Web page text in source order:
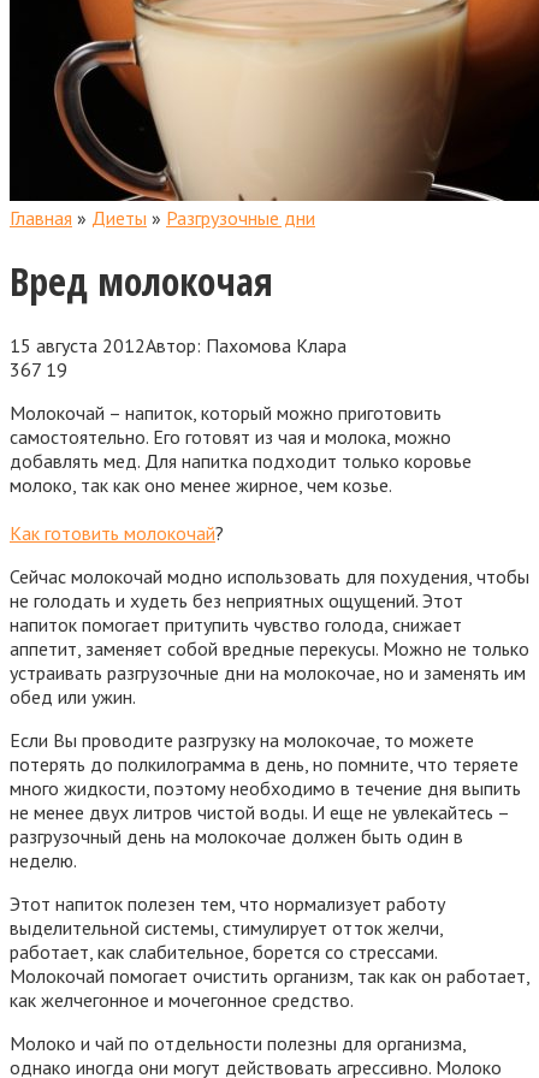
Главная » Диеты » Разгрузочные дни
Вред молокочая
15 августа 2012Автор: Пахомова Клара
367 19
Молокочай – напиток, который можно приготовить
самостоятельно. Его готовят из чая и молока, можно
добавлять мед. Для напитка подходит только коровье
молоко, так как оно менее жирное, чем козье.
Как готовить молокочай?
Сейчас молокочай модно использовать для похудения, чтобы
не голодать и худеть без неприятных ощущений. Этот
напиток помогает притупить чувство голода, снижает
аппетит, заменяет собой вредные перекусы. Можно не только
устраивать разгрузочные дни на молокочае, но и заменять им
обед или ужин.
Если Вы проводите разгрузку на молокочае, то можете
потерять до полкилограмма в день, но помните, что теряете
много жидкости, поэтому необходимо в течение дня выпить
не менее двух литров чистой воды. И еще не увлекайтесь –
разгрузочный день на молокочае должен быть один в
неделю.
Этот напиток полезен тем, что нормализует работу
выделительной системы, стимулирует отток желчи,
работает, как слабительное, борется со стрессами.
Молокочай помогает очистить организм, так как он работает,
как желчегонное и мочегонное средство.
Молоко и чай по отдельности полезны для организма,
однако иногда они могут действовать агрессивно. Молоко